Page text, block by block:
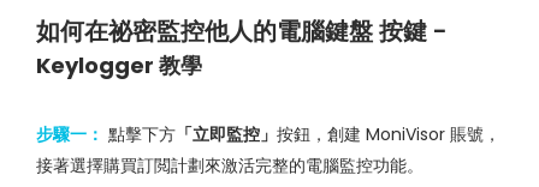
如何在祕密監控他人的電腦鍵盤 按鍵 -
Keylogger 教學
步驟一： 點擊下方 「立即監控」 按鈕，創建 MoniVisor 賬號，
接著選擇購買訂閲計劃來激活完整的電腦監控功能。